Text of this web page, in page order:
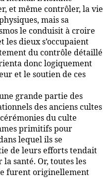
et même contrôler, la vie
mais sa
le conduisit à croire
les dieux s’occupaient
du contrôle détaillé
donc logiquement
et le soutien de ces
grande partie des
des anciens cultes
du culte
primitifs pour
lequel ils se
de leurs efforts tendait
santé. Or, toutes les
furent originellement